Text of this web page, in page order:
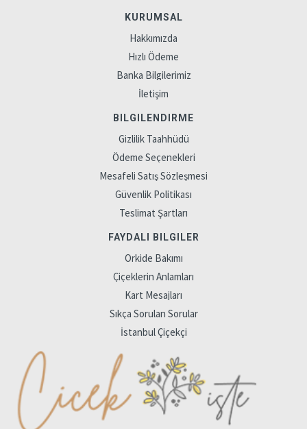
KURUMSAL
Hakkımızda
Hızlı Ödeme
Banka Bilgilerimiz
İletişim
BILGILENDIRME
Gizlilik Taahhüdü
Ödeme Seçenekleri
Mesafeli Satış Sözleşmesi
Güvenlik Politikası
Teslimat Şartları
FAYDALI BILGILER
Orkide Bakımı
Çiçeklerin Anlamları
Kart Mesajları
Sıkça Sorulan Sorular
İstanbul Çiçekçi